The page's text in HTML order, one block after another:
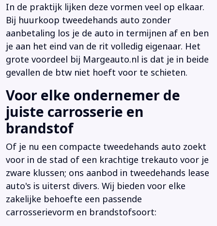
In de praktijk lijken deze vormen veel op elkaar.
Bij huurkoop tweedehands auto zonder
aanbetaling los je de auto in termijnen af en ben
je aan het eind van de rit volledig eigenaar. Het
grote voordeel bij Margeauto.nl is dat je in beide
gevallen de btw niet hoeft voor te schieten.
Voor elke ondernemer de
juiste carrosserie en
brandstof
Of je nu een compacte tweedehands auto zoekt
voor in de stad of een krachtige trekauto voor je
zware klussen; ons aanbod in tweedehands lease
auto's is uiterst divers. Wij bieden voor elke
zakelijke behoefte een passende
carrosserievorm en brandstofsoort: